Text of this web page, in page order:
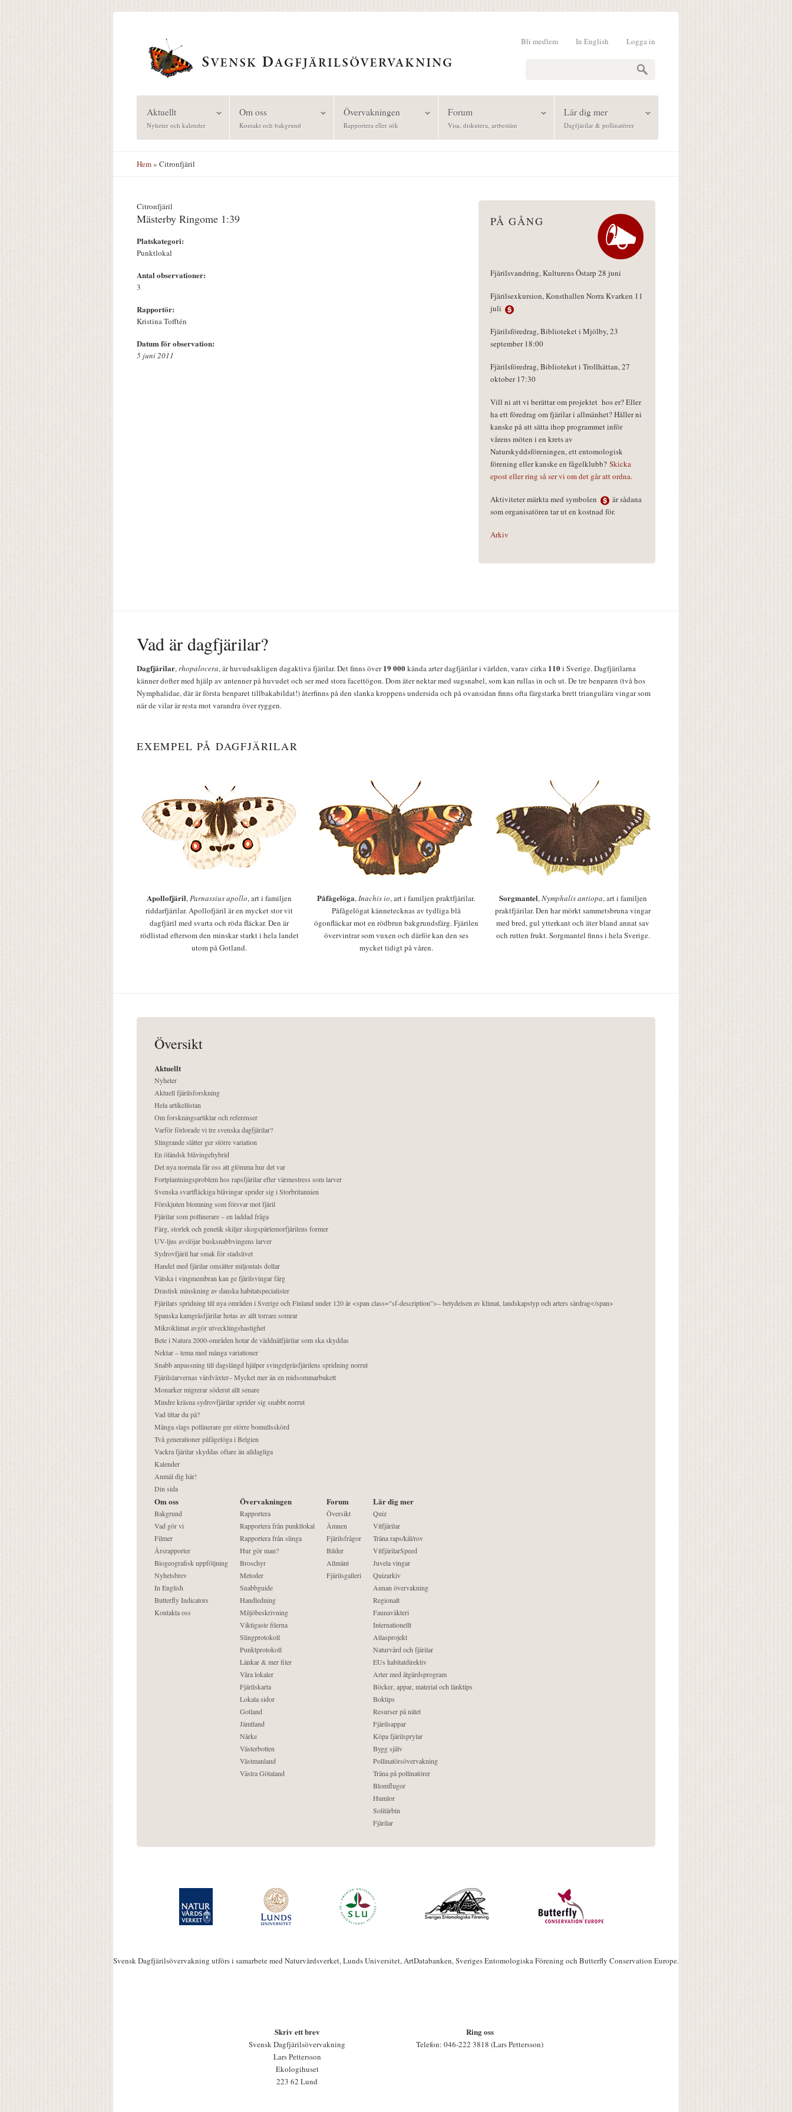
Logga in
In English
Bli medlem
Aktuellt
Nyheter och kalender
Om oss
Kontakt och bakgrund
Övervakningen
Rapportera eller sök
Forum
Visa, diskutera, artbestäm
Lär dig mer
Dagfjärilar & pollinatörer
Hem» Citronfjäril
Citronfjäril
Mästerby Ringome 1:39
Platskategori:
Punktlokal
Antal observationer:
3
Rapportör:
Kristina Tofftén
Datum för observation:
5 juni 2011
PÅ GÅNG
Fjärilsvandring, Kulturens Östarp 28 juni
Fjärilsexkursion, Konsthallen Norra Kvarken 11
juli
Fjärilsföredrag, Biblioteket i Mjölby, 23
september 18:00
Fjärilsföredrag, Biblioteket i Trollhättan, 27
oktober 17:30
Vill ni att vi berättar om projektet hos er? Eller
ha ett föredrag om fjärilar i allmänhet? Håller ni
kanske på att sätta ihop programmet inför
vårens möten i en krets av
Naturskyddsföreningen, ett entomologisk
förening eller kanske en fågelklubb? Skicka
epost eller ring så ser vi om det går att ordna.
Aktiviteter märkta med symbolen
är sådana
som organisatören tar ut en kostnad för.
Arkiv
Vad är dagfjärilar?
Dagfjärilar,rhopalocera, är huvudsakligen dagaktiva fjärilar. Det finns över19 000kända arter dagfjärilar i världen, varav cirka 110i Sverige. Dagfjärilarna
känner dofter med hjälp av antenner på huvudet och ser med stora facettögon. Dom äter nektar med sugsnabel, som kan rullas in och ut. De tre benparen (två hos
Nymphalidae, där är första benparet tillbakabildat!) återfinns på den slanka kroppens undersida och på ovansidan finns ofta färgstarka brett triangulära vingar som
när de vilar är resta mot varandra över ryggen.
EXEMPEL PÅ DAGFJÄRILAR
Apollofjäril,Parnassius apollo, art i familjen
riddarfjärilar. Apollofjäril är en mycket stor vit
dagfjäril med svarta och röda fläckar. Den är
rödlistad eftersom den minskar starkt i hela landet
utom på Gotland.
Påfågelöga,Inachis io, art i familjen praktfjärilar.
Påfågelögat kännetecknas av tydliga blå
ögonfläckar mot en rödbrun bakgrundsfärg. Fjärilen
övervintrar som vuxen och därför kan den ses
mycket tidigt på våren.
Sorgmantel,Nymphalis antiopa, art i familjen
praktfjärilar. Den har mörkt sammetsbruna vingar
med bred, gul ytterkant och äter bland annat sav
och rutten frukt. Sorgmantel finns i hela Sverige.
Översikt
Aktuellt
Nyheter
Aktuell fjärilsforskning
Hela artikellistan
Om forskningsartiklar och referenser
Varför förlorade vi tre svenska dagfjärilar?
Slingrande slåtter ger större variation
En öländsk blåvingehybrid
Det nya normala får oss att glömma hur det var
Fortplantningsproblem hos rapsfjärilar efter värmestress som larver
Svenska svartfläckiga blåvingar sprider sig i Storbritannien
Förskjuten blomning som försvar mot fjäril
Fjärilar som pollinerare – en laddad fråga
Färg, storlek och genetik skiljer skogspärlemorfjärilens former
UV-ljus avslöjar busksnabbvingens larver
Sydrovfjäril har smak för stadslivet
Handel med fjärilar omsätter miljontals dollar
Vätska i vingmembran kan ge fjärilsvingar färg
Drastisk minskning av danska habitatspecialister
Fjärilars spridning till nya områden i Sverige och Finland under 120 år <span class="sf-description">– betydelsen av klimat, landskapstyp och arters särdrag</span>
Spanska kamgräsfjärilar hotas av allt torrare somrar
Mikroklimat avgör utvecklingshastighet
Bete i Natura 2000-områden hotar de väddnätfjärilar som ska skyddas
Nektar – tema med många variationer
Snabb anpassning till dagslängd hjälper svingelgräsfjärilens spridning norrut
Fjärilslarvernas värdväxter– Mycket mer än en midsommarbukett
Monarker migrerar söderut allt senare
Mindre kräsna sydrovfjärilar sprider sig snabbt norrut
Vad tittar du på?
Många slags pollinerare ger större bomullsskörd
Två generationer påfågelöga i Belgien
Vackra fjärilar skyddas oftare än alldagliga
Kalender
Anmäl dig här!
Din sida
Om oss
Bakgrund
Vad gör vi
Filmer
Årsrapporter
Biogeografisk uppföljning
Nyhetsbrev
In English
Butterfly Indicators
Kontakta oss
Övervakningen
Rapportera
Rapportera från punktlokal
Rapportera från slinga
Hur gör man?
Broschyr
Metoder
Snabbguide
Handledning
Miljöbeskrivning
Viktigaste filerna
Slingprotokoll
Punktprotokoll
Länkar & mer filer
Våra lokaler
Fjärilskarta
Lokala sidor
Gotland
Jämtland
Närke
Västerbotten
Västmanland
Västra Götaland
Forum
Översikt
Ämnen
Fjärilsfrågor
Bilder
Allmänt
Fjärilsgalleri
Lär dig mer
Quiz
Vitfjärilar
Träna raps/kål/rov
VitfjärilarSpeed
Juvela vingar
Quizarkiv
Annan övervakning
Regionalt
Faunaväkteri
Internationellt
Atlasprojekt
Naturvård och fjärilar
EUs habitatdirektiv
Arter med åtgärdsprogram
Böcker, appar, material och länktips
Boktips
Resurser på nätet
Fjärilsappar
Köpa fjärilsprylar
Bygg själv
Pollinatörsövervakning
Träna på pollinatörer
Blomflugor
Humlor
Solitärbin
Fjärilar
Svensk Dagfjärilsövervakning utförs i samarbete med Naturvårdsverket, Lunds Universitet, ArtDatabanken, Sveriges Entomologiska Förening och Butterfly Conservation Europe.
Skriv ett brev
Svensk Dagfjärilsövervakning
Lars Pettersson
Ekologihuset
223 62 Lund
Ring oss
Telefon: 046-222 3818 (Lars Pettersson)